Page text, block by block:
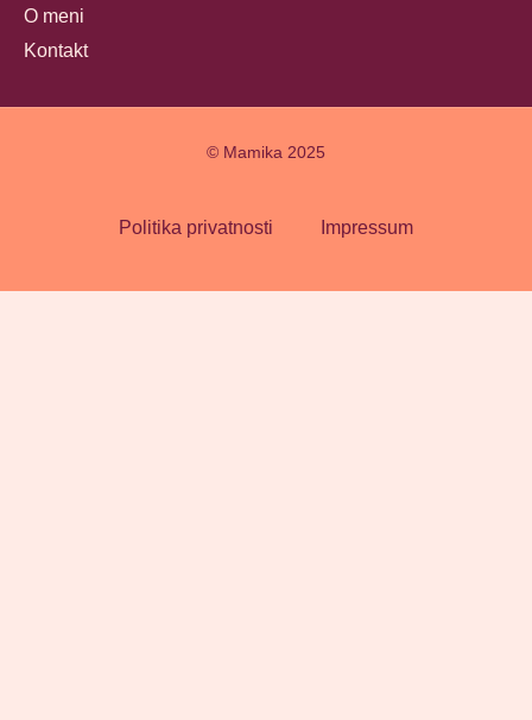
O meni
Kontakt
© Mamika 2025
Politika privatnosti Impressum